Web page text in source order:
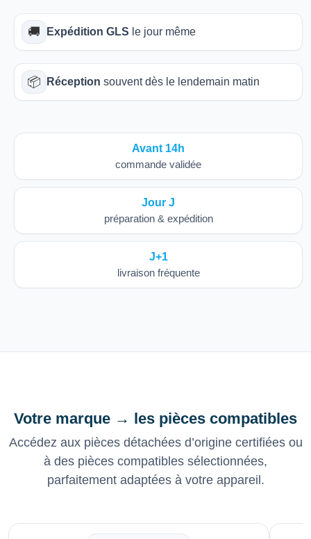
🚚 Expédition GLS le jour même
📦 Réception souvent dès le lendemain matin
Avant 14h
commande validée
Jour J
préparation & expédition
J+1
livraison fréquente
Votre marque → les pièces compatibles
Accédez aux pièces détachées d’origine certifiées ou
à des pièces compatibles sélectionnées,
parfaitement adaptées à votre appareil.